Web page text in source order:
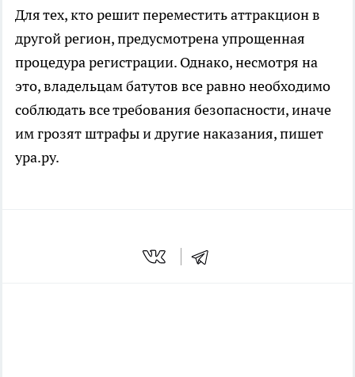
Для тех, кто решит переместить аттракцион в
другой регион, предусмотрена упрощенная
процедура регистрации. Однако, несмотря на
это, владельцам батутов все равно необходимо
соблюдать все требования безопасности, иначе
им грозят штрафы и другие наказания, пишет
ура.ру.